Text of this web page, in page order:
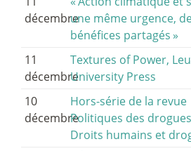
décembreune même urgence,
bénéfices partagés »
11
décembre
Textures of Power,
University Press
10
décembre
Hors-série de la revue
Politiques des
Droits humains et